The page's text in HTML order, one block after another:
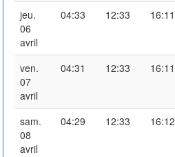
jeu.
06
avril
04:33 12:33 16:11
ven.
07
avril
04:31 12:33 16:11
sam.
08
avril
04:29 12:33 16:12